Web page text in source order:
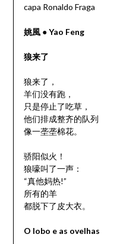
capa Ronaldo Fraga
姚風 ● Yao Feng
狼来了
狼来了，
羊们没有跑，
只是停止了吃草，
他们排成整齐的队列
像一垄垄棉花。
骄阳似火！
狼嚎叫了一声：
“真他妈热!”
所有的羊
都脱下了皮大衣。
O lobo e as ovelhas